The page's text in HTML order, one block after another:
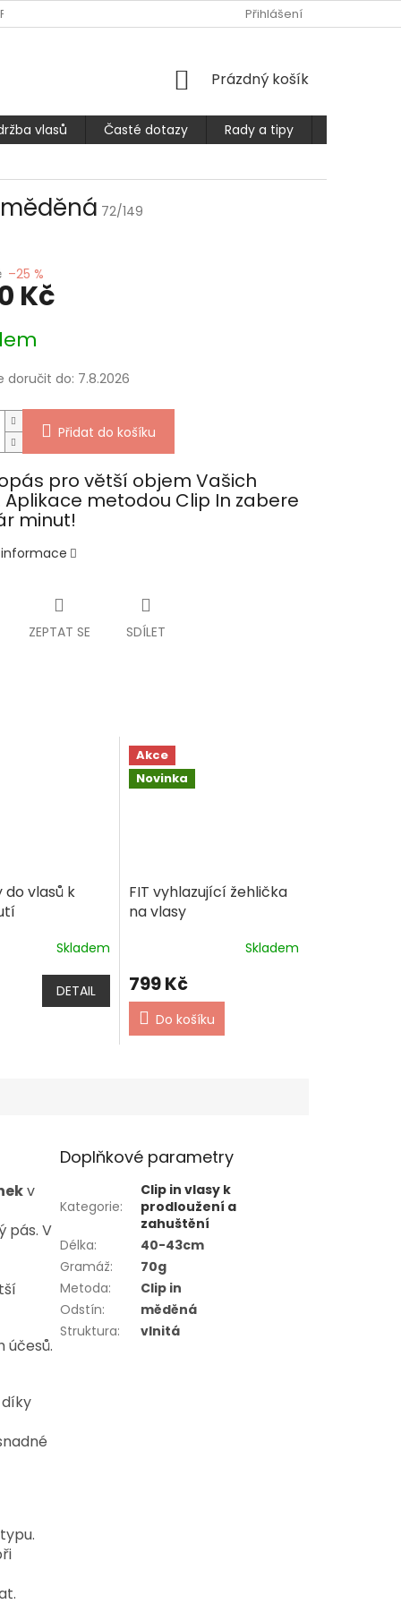
OBCHODNÍ PODMÍNKY
Přihlášení
NÁKUPNÍ
Prázdný košík
vlasů Časté dotazy Rady a tipy
72/149
–25 %
Kč
doručit do: 7.8.2026
Přidat do košíku
pro větší objem Vašich
Aplikace metodou Clip In zabere
minut!
ZEPTAT SE SDÍLET
do vlasů k
Skladem
DETAIL
Akce
Novinka
FIT vyhlazující žehlička
na vlasy
Skladem
799 Kč
Do košíku
v
pás. V
účesů.
Doplňkové parametry
Kategorie:
Clip in vlasy k
prodloužení a
zahuštění
Délka:
40-43cm
Gramáž:
70g
Metoda:
Clip in
Odstín:
měděná
Struktura: vlnitá